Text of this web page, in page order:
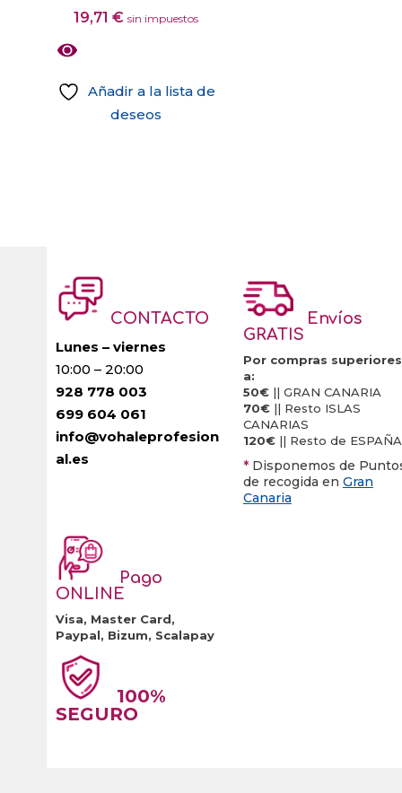
19,71€ sin impuestos
Añadir a la lista de
deseos
CONTACTO
Lunes – viernes
10:00 – 20:00
928 778 003
699 604 061
info@vohaleprofesion
al.es
Envíos
GRATIS
Por compras superiores
a:
50€|| GRAN CANARIA
70€|| Resto ISLAS
CANARIAS
120€|| Resto de ESPAÑA
* Disponemos de
de recogida en Gran
Canaria
Pago
ONLINE
Visa, Master Card,
Paypal, Bizum, Scalapay
100%
SEGURO